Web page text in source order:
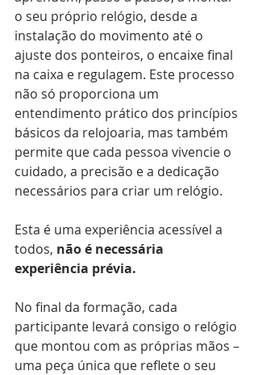
o seu próprio relógio, desde a
instalação do movimento até o
ajuste dos ponteiros, o encaixe final
na caixa e regulagem. Este processo
não só proporciona um
entendimento prático dos princípios
básicos da relojoaria, mas também
permite que cada pessoa vivencie o
cuidado, a precisão e a dedicação
necessários para criar um relógio.
Esta é uma experiência acessível a
todos, não é necessária
experiência prévia.
No final da formação, cada
participante levará consigo o relógio
que montou com as próprias mãos –
uma peça única que reflete o seu